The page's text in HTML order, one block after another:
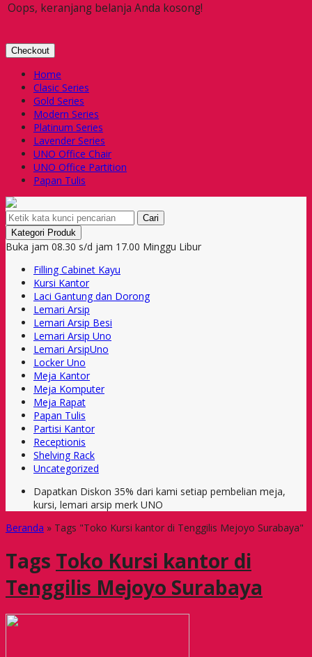
Oops, keranjang belanja Anda kosong!
Checkout
Home
Clasic Series
Gold Series
Modern Series
Platinum Series
Lavender Series
UNO Office Chair
UNO Office Partition
Papan Tulis
Cari
Kategori Produk
Buka jam 08.30 s/d jam 17.00 Minggu Libur
Filling Cabinet Kayu
Kursi Kantor
Laci Gantung dan Dorong
Lemari Arsip
Lemari Arsip Besi
Lemari Arsip Uno
Lemari ArsipUno
Locker Uno
Meja Kantor
Meja Komputer
Meja Rapat
Papan Tulis
Partisi Kantor
Receptionis
Shelving Rack
Uncategorized
Dapatkan Diskon 35% dari kami setiap pembelian meja,
kursi, lemari arsip merk UNO
Beranda » Tags "Toko Kursi kantor di Tenggilis Mejoyo Surabaya"
Tags Toko Kursi kantor di
Tenggilis Mejoyo Surabaya